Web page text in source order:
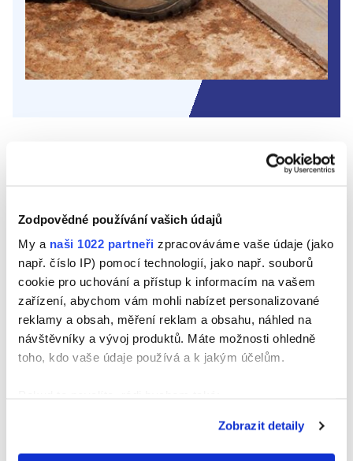
Zodpovědné používání vašich údajů
My a naši 1022 partneři zpracováváme vaše údaje (jako
např. číslo IP) pomocí technologií, jako např. souborů
cookie pro uchování a přístup k informacím na vašem
zařízení, abychom vám mohli nabízet personalizované
reklamy a obsah, měření reklam a obsahu, náhled na
návštěvníky a vývoj produktů. Máte možnosti ohledně
toho, kdo vaše údaje používá a k jakým účelům.
poloze, které mohou být přesné na několik metrů
Identifikovali vaše zařízení pomocí aktivního
Zobrazit detaily